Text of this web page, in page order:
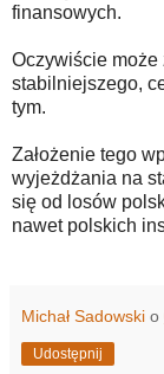
finansowych.
Oczywiście
stabilniejszego,
tym.
Założenie tego
wyjeżdżania na
się od losów
nawet polskich
Michał Sadowski o
Udostępnij